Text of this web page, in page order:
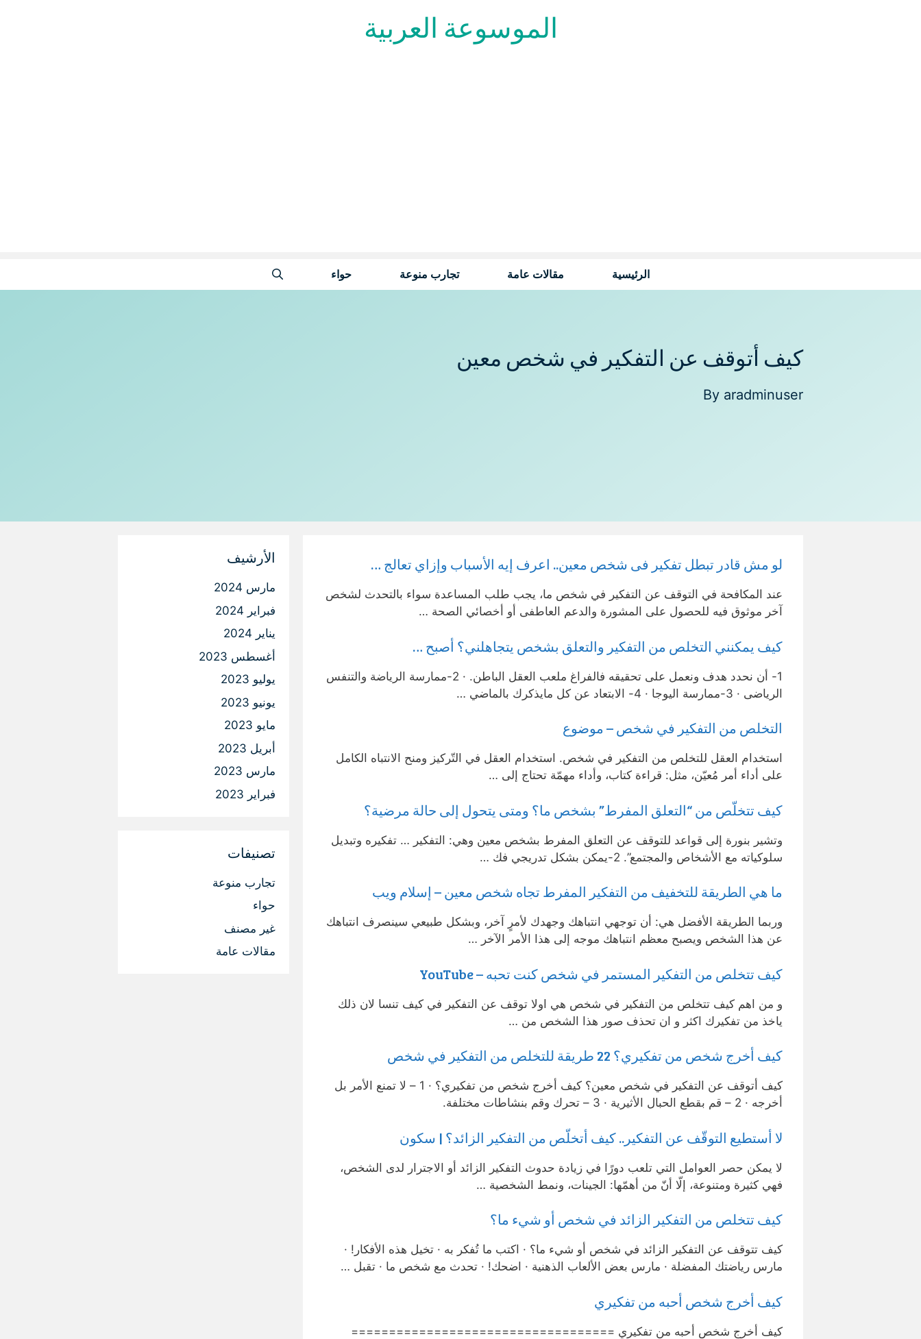
الموسوعة العربية
الرئيسية مقالات عامة تجارب منوعة حواء
كيف أتوقف عن التفكير في شخص معين
By aradminuser
لو مش قادر تبطل تفكير فى شخص معين.. اعرف إيه الأسباب وإزاي تعالج …
عند المكافحة في التوقف عن التفكير في شخص ما، يجب طلب المساعدة سواء بالتحدث لشخص
آخر موثوق فيه للحصول على المشورة والدعم العاطفى أو أخصائي الصحة …
كيف يمكنني التخلص من التفكير والتعلق بشخص يتجاهلني؟ أصبح …
1- أن نحدد هدف ونعمل على تحقيقه فالفراغ ملعب العقل الباطن. · 2-ممارسة الرياضة والتنفس
الرياضى · 3-ممارسة اليوجا · 4- الابتعاد عن كل مايذكرك بالماضي …
التخلص من التفكير في شخص – موضوع
استخدام العقل للتخلص من التفكير في شخص. استخدام العقل في التّركيز ومنح الانتباه الكامل
على أداء أمر مُعيّن، مثل: قراءة كتاب، وأداء مهمّة تحتاج إلى …
كيف تتخلّص من “التعلق المفرط” بشخص ما؟ ومتى يتحول إلى حالة مرضية؟
وتشير بنورة إلى قواعد للتوقف عن التعلق المفرط بشخص معين وهي: التفكير … تفكيره وتبديل
سلوكياته مع الأشخاص والمجتمع”. 2-يمكن بشكل تدريجي فك …
ما هي الطريقة للتخفيف من التفكير المفرط تجاه شخص معين – إسلام ويب
وربما الطريقة الأفضل هي: أن توجهي انتباهك وجهدك لأمرٍ آخر، وبشكل طبيعي سينصرف انتباهك
عن هذا الشخص ويصبح معظم انتباهك موجه إلى هذا الأمر الآخر …
كيف تتخلص من التفكير المستمر في شخص كنت تحبه – YouTube
و من اهم كيف تتخلص من التفكير في شخص هي اولا توقف عن التفكير في كيف تنسا لان ذلك
ياخذ من تفكيرك اكثر و ان تحذف صور هذا الشخص من …
كيف أخرج شخص من تفكيري؟ 22 طريقة للتخلص من التفكير في شخص
كيف أتوقف عن التفكير في شخص معين؟ كيف أخرج شخص من تفكيري؟ · 1 – لا تمنع الأمر بل
أخرجه · 2 – قم بقطع الحبال الأثيرية · 3 – تحرك وقم بنشاطات مختلفة.
لا أستطيع التوقّف عن التفكير.. كيف أتخلّص من التفكير الزائد؟ | سكون
لا يمكن حصر العوامل التي تلعب دورًا في زيادة حدوث التفكير الزائد أو الاجترار لدى الشخص،
فهي كثيرة ومتنوعة، إلّا أنّ من أهمّها: الجينات، ونمط الشخصية …
كيف تتخلص من التفكير الزائد في شخص أو شيء ما؟
كيف تتوقف عن التفكير الزائد في شخص أو شيء ما؟ · اكتب ما تُفكر به · تخيل هذه الأفكار! ·
مارس رياضتك المفضلة · مارس بعض الألعاب الذهنية · اضحك! · تحدث مع شخص ما · تقبل …
كيف أخرج شخص أحبه من تفكيري
كيف أخرج شخص أحبه من تفكيري ===================================
الأرشيف
مارس 2024
فبراير 2024
يناير 2024
أغسطس 2023
يوليو 2023
يونيو 2023
مايو 2023
أبريل 2023
مارس 2023
فبراير 2023
تصنيفات
تجارب منوعة
حواء
غير مصنف
مقالات عامة